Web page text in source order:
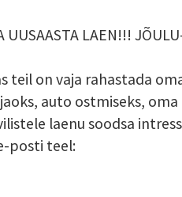
UUSAASTA LAEN!!!
teil on vaja rahastada
auto ostmiseks,
laenu soodsa
posti teel: